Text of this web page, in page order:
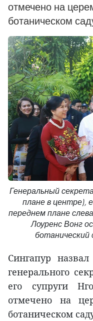
отмечено на
ботаническом
Генеральный
плане в центре),
переднем плане
Лоуренс Вонг
Сингапур
генерального
его супруги
отмечено на
ботаническом